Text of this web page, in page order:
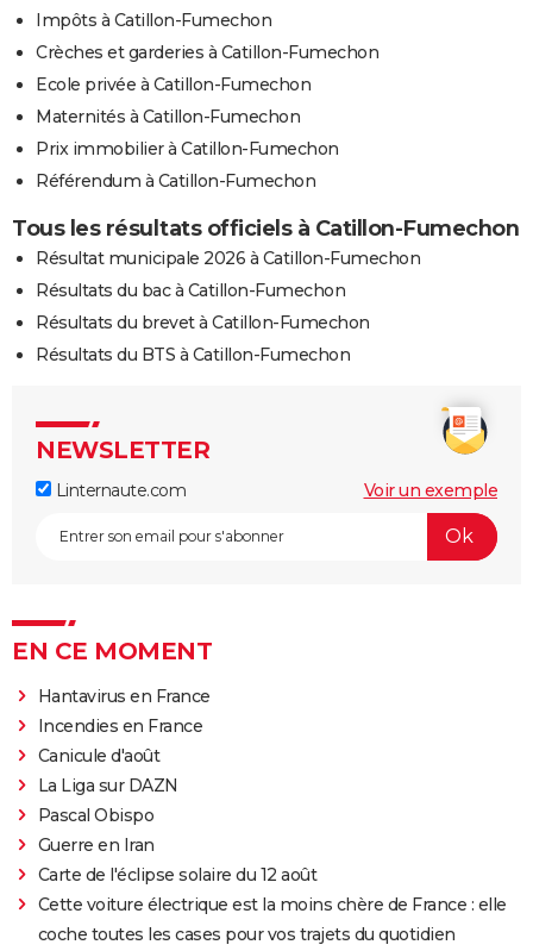
Impôts à Catillon-Fumechon
Crèches et garderies à Catillon-Fumechon
Ecole privée à Catillon-Fumechon
Maternités à Catillon-Fumechon
Prix immobilier à Catillon-Fumechon
Référendum à Catillon-Fumechon
Tous les résultats officiels à Catillon-Fumechon
Résultat municipale 2026 à Catillon-Fumechon
Résultats du bac à Catillon-Fumechon
Résultats du brevet à Catillon-Fumechon
Résultats du BTS à Catillon-Fumechon
NEWSLETTER
Linternaute.com Voir un exemple
EN CE MOMENT
Hantavirus en France
Incendies en France
Canicule d'août
La Liga sur DAZN
Pascal Obispo
Guerre en Iran
Carte de l'éclipse solaire du 12 août
Cette voiture électrique est la moins chère de France : elle
coche toutes les cases pour vos trajets du quotidien